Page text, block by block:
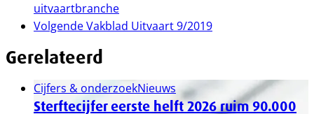
uitvaartbranche
VolgendeVakblad Uitvaart 9/2019
Gerelateerd
Cijfers & onderzoekNieuws
Sterftecijfer eerste helft 2026 ruim 90.000